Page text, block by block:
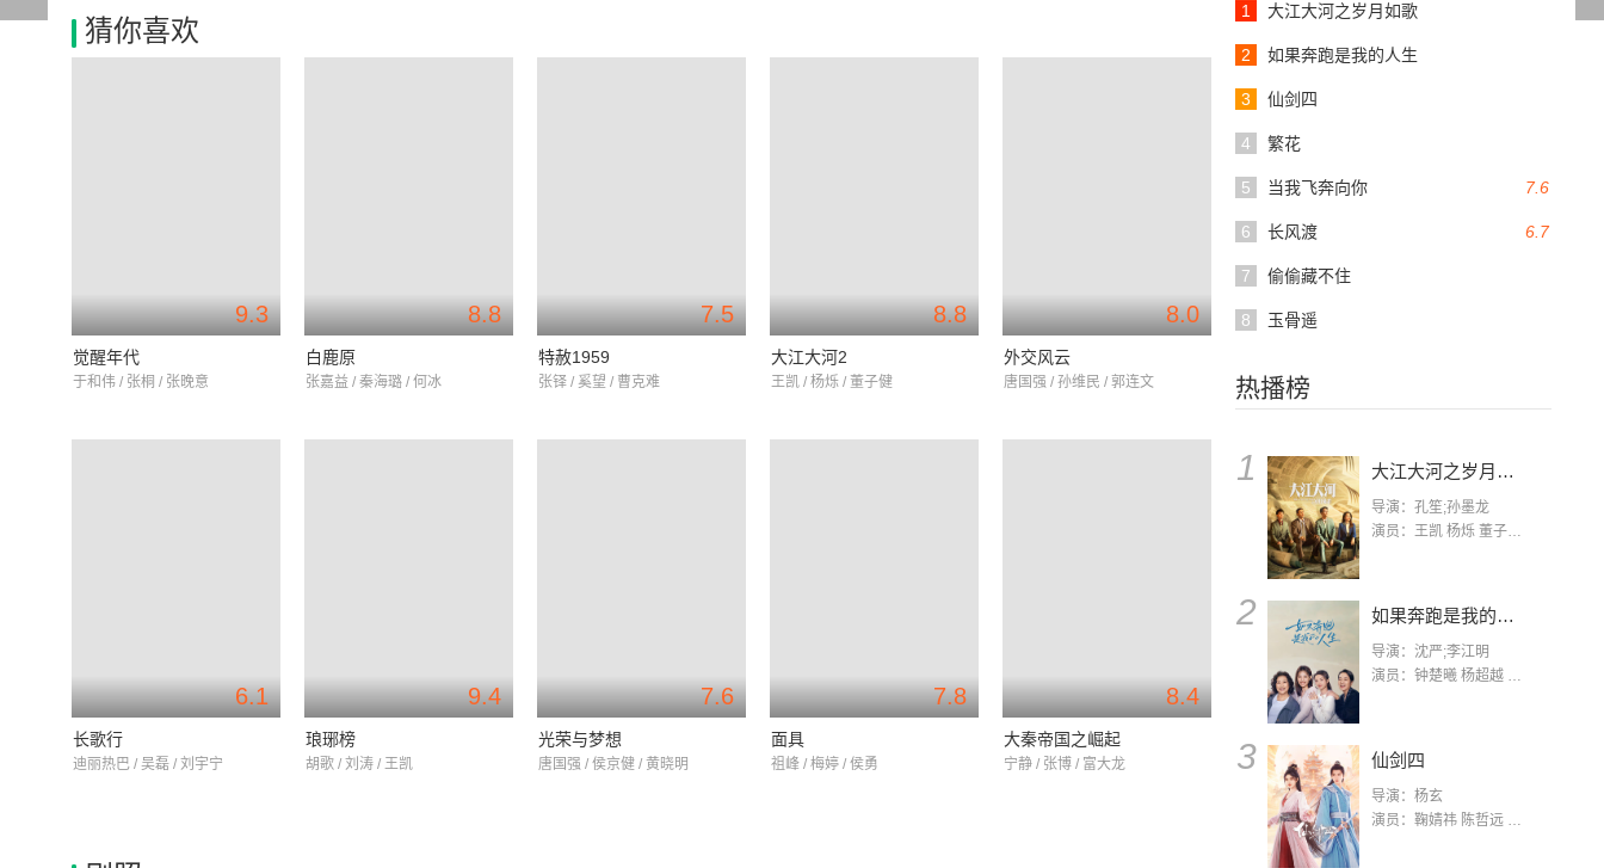
1 大江大河之岁月如歌
2 如果奔跑是我的人生
3 仙剑四
4 繁花
7.6
5 当我飞奔向你
6.7
6 长风渡
7 偷偷藏不住
8 玉骨遥
热播榜
1 大江大河之岁月如歌
导演：孔笙;孙墨龙
演员：王凯 杨烁 董子健 杨采钰 张佳宁 练练 林栋甫 房子斌
2 如果奔跑是我的人生
导演：沈严;李江明
演员：钟楚曦 杨超越 许娣 陈小艺 侯雯元 宋洋 王宥钧 李添诺
3 仙剑四
导演：杨玄
演员：鞠婧祎 陈哲远 茅子俊 毛晓慧 王媛可 张志浩 林枫松 张帆（演员）
猜你喜欢
9.3
觉醒年代
于和伟 / 张桐 / 张晚意
8.8
白鹿原
张嘉益 / 秦海璐 / 何冰
7.5
特赦1959
张铎 / 奚望 / 曹克难
8.8
大江大河2
王凯 / 杨烁 / 董子健
8.0
外交风云
唐国强 / 孙维民 / 郭连文
6.1
长歌行
迪丽热巴 / 吴磊 / 刘宇宁
9.4
琅琊榜
胡歌 / 刘涛 / 王凯
7.6
光荣与梦想
唐国强 / 侯京健 / 黄晓明
7.8
面具
祖峰 / 梅婷 / 侯勇
8.4
大秦帝国之崛起
宁静 / 张博 / 富大龙